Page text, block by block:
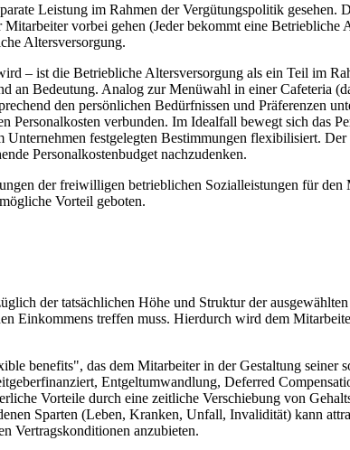
Leistung im Rahmen der Vergütungspolitik gesehen.
vorbei gehen (Jeder bekommt eine
Altersversorgung.
– ist die Betriebliche Altersversorgung als ein Teil im
an Bedeutung. Analog zur Menüwahl in einer Cafeteria
den persönlichen Bedürfnissen und Präferenzen
verbunden. Im Idealfall bewegt sich das
festgelegten Bestimmungen flexibilisiert.
Personalkostenbudget nachzudenken.
der freiwilligen betrieblichen Sozialleistungen für
Vorteil geboten.
der tatsächlichen Höhe und Struktur der
Einkommens treffen muss. Hierdurch wird dem
benefits", das dem Mitarbeiter in der Gestaltung
Entgeltumwandlung, Deferred
Vorteile durch eine zeitliche Verschiebung von
Sparten (Leben, Kranken, Unfall, Invalidität) kann
Vertragskonditionen anzubieten.